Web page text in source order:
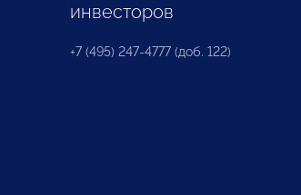
инвесторов
+7 (495) 247-4777 (доб. 122)